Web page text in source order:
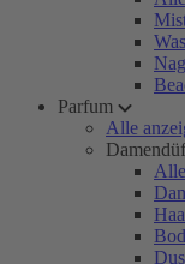
Parfum
Alle